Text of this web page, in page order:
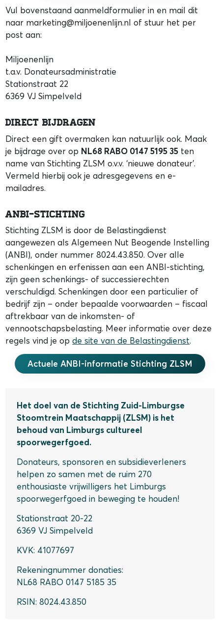
Vul bovenstaand aanmeldformulier in en mail dit
naar marketing@miljoenenlijn.nl of stuur het per
post aan:
Miljoenenlijn
t.a.v. Donateursadministratie
Stationstraat 22
6369 VJ Simpelveld
Direct bijdragen
Direct een gift overmaken kan natuurlijk ook. Maak
je bijdrage over op NL68 RABO 0147 5195 35 ten
name van Stichting ZLSM o.v.v. ‘nieuwe donateur’.
Vermeld hierbij ook je adresgegevens en e-
mailadres.
ANBI-stichting
Stichting ZLSM is door de Belastingdienst
aangewezen als Algemeen Nut Beogende Instelling
(ANBI), onder nummer 8024.43.850. Over alle
schenkingen en erfenissen aan een ANBI-stichting,
zijn geen schenkings- of successierechten
verschuldigd. Schenkingen door een particulier of
bedrijf zijn – onder bepaalde voorwaarden – fiscaal
aftrekbaar van de inkomsten- of
vennootschapsbelasting. Meer informatie over deze
regels vind je opde site van de Belastingdienst.
Actuele ANBI-informatie Stichting ZLSM
Het doel van de Stichting Zuid-Limburgse
Stoomtrein Maatschappij (ZLSM) is het
behoud van Limburgs cultureel
spoorwegerfgoed.
Donateurs, sponsoren en subsidieverleners
helpen zo samen met de ruim 270
enthousiaste vrijwilligers het Limburgs
spoorwegerfgoed in beweging te houden!
Stationstraat 20-22
6369 VJ Simpelveld
KVK: 41077697
Rekeningnummer donaties:
NL68 RABO 0147 5185 35
RSIN: 8024.43.850